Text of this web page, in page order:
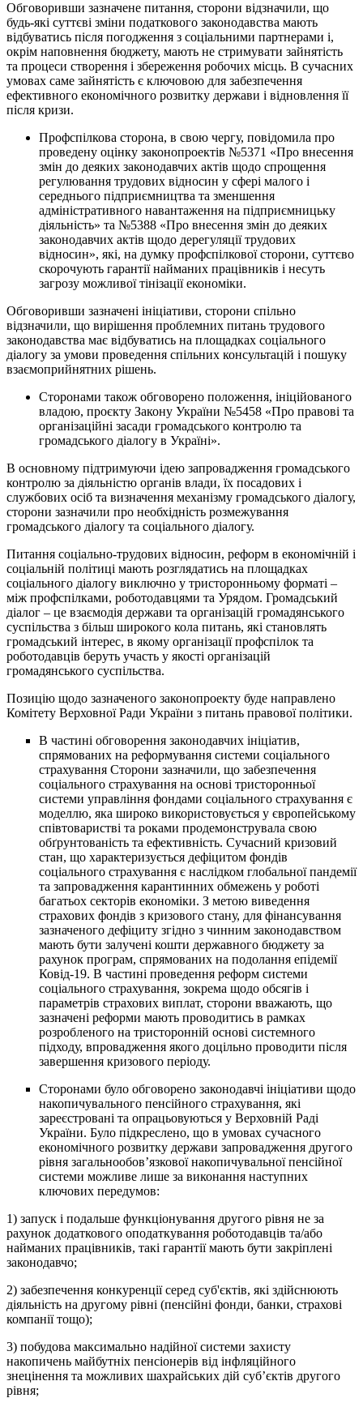
Обговоривши зазначене питання, сторони відзначили, що
будь-які суттєві зміни податкового законодавства мають
відбуватись після погодження з соціальними партнерами і,
окрім наповнення бюджету, мають не стримувати зайнятість
та процеси створення і збереження робочих місць. В сучасних
умовах саме зайнятість є ключовою для забезпечення
ефективного економічного розвитку держави і відновлення її
після кризи.
Профспілкова сторона, в свою чергу, повідомила про
проведену оцінку законопроектів №5371 «Про внесення
змін до деяких законодавчих актів щодо спрощення
регулювання трудових відносин у сфері малого і
середнього підприємництва та зменшення
адміністративного навантаження на підприємницьку
діяльність» та №5388 «Про внесення змін до деяких
законодавчих актів щодо дерегуляції трудових
відносин», які, на думку профспілкової сторони, суттєво
скорочують гарантії найманих працівників і несуть
загрозу можливої тінізації економіки.
Обговоривши зазначені ініціативи, сторони спільно
відзначили, що вирішення проблемних питань трудового
законодавства має відбуватись на площадках соціального
діалогу за умови проведення спільних консультацій і пошуку
взаємоприйнятних рішень.
Сторонами також обговорено положення, ініційованого
владою, проєкту Закону України №5458 «Про правові та
організаційні засади громадського контролю та
громадського діалогу в Україні».
В основному підтримуючи ідею запровадження громадського
контролю за діяльністю органів влади, їх посадових і
службових осіб та визначення механізму громадського діалогу,
сторони зазначили про необхідність розмежування
громадського діалогу та соціального діалогу.
Питання соціально-трудових відносин, реформ в економічній і
соціальній політиці мають розглядатись на площадках
соціального діалогу виключно у тристоронньому форматі –
між профспілками, роботодавцями та Урядом. Громадський
діалог – це взаємодія держави та організацій громадянського
суспільства з більш широкого кола питань, які становлять
громадський інтерес, в якому організації профспілок та
роботодавців беруть участь у якості організацій
громадянського суспільства.
Позицію щодо зазначеного законопроекту буде направлено
Комітету Верховної Ради України з питань правової політики.
В частині обговорення законодавчих ініціатив,
спрямованих на реформування системи соціального
страхування Сторони зазначили, що забезпечення
соціального страхування на основі тристоронньої
системи управління фондами соціального страхування є
моделлю, яка широко використовується у європейському
співтоваристві та роками продемонструвала свою
обґрунтованість та ефективність. Сучасний кризовий
стан, що характеризується дефіцитом фондів
соціального страхування є наслідком глобальної пандемії
та запровадження карантинних обмежень у роботі
багатьох секторів економіки. З метою виведення
страхових фондів з кризового стану, для фінансування
зазначеного дефіциту згідно з чинним законодавством
мають бути залучені кошти державного бюджету за
рахунок програм, спрямованих на подолання епідемії
Ковід-19. В частині проведення реформ системи
соціального страхування, зокрема щодо обсягів і
параметрів страхових виплат, сторони вважають, що
зазначені реформи мають проводитись в рамках
розробленого на тристоронній основі системного
підходу, впровадження якого доцільно проводити після
завершення кризового періоду.
Сторонами було обговорено законодавчі ініціативи щодо
накопичувального пенсійного страхування, які
зареєстровані та опрацьовуються у Верховній Раді
України. Було підкреслено, що в умовах сучасного
економічного розвитку держави запровадження другого
рівня загальнообов’язкової накопичувальної пенсійної
системи можливе лише за виконання наступних
ключових передумов:
1) запуск і подальше функціонування другого рівня не за
рахунок додаткового оподаткування роботодавців та/або
найманих працівників, такі гарантії мають бути закріплені
законодавчо;
2) забезпечення конкуренції серед суб'єктів, які здійснюють
діяльність на другому рівні (пенсійні фонди, банки, страхові
компанії тощо);
3) побудова максимально надійної системи захисту
накопичень майбутніх пенсіонерів від інфляційного
знецінення та можливих шахрайських дій суб’єктів другого
рівня;